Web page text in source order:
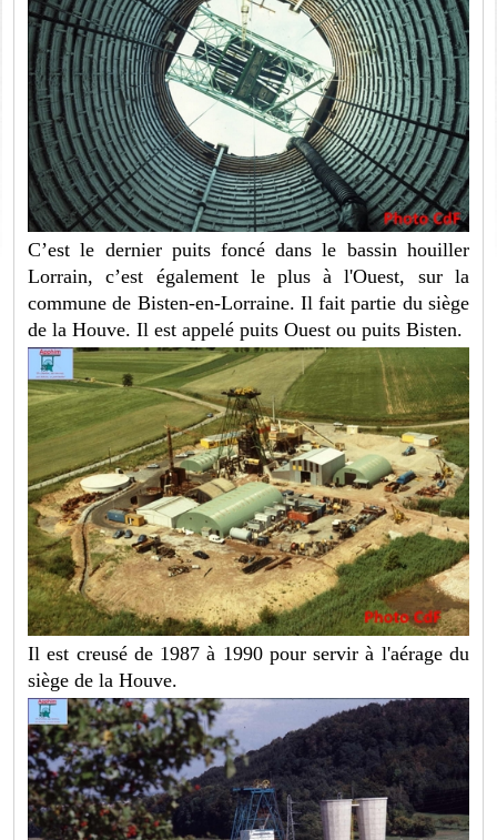
C’est le dernier puits foncé dans le bassin houiller
Lorrain, c’est également le plus à l'Ouest, sur la
commune de Bisten-en-Lorraine. Il fait partie du siège
de la Houve. Il est appelé puits Ouest ou puits Bisten.
Il est creusé de 1987 à 1990 pour servir à l'aérage du
siège de la Houve.